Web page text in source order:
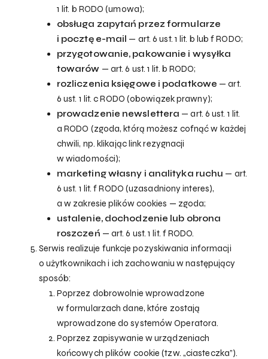
1 lit. b RODO (umowa);
obsługa zapytań przez formularze
i pocztę e-mail — art. 6 ust. 1 lit. b lub f RODO;
przygotowanie, pakowanie i wysyłka
towarów — art. 6 ust. 1 lit. b RODO;
rozliczenia księgowe i podatkowe — art.
6 ust. 1 lit. c RODO (obowiązek prawny);
prowadzenie newslettera — art. 6 ust. 1 lit.
a RODO (zgoda, którą możesz cofnąć w każdej
chwili, np. klikając link rezygnacji
w wiadomości);
marketing własny i analityka ruchu — art.
6 ust. 1 lit. f RODO (uzasadniony interes),
a w zakresie plików cookies — zgoda;
ustalenie, dochodzenie lub obrona
roszczeń — art. 6 ust. 1 lit. f RODO.
Serwis realizuje funkcje pozyskiwania informacji
o użytkownikach i ich zachowaniu w następujący
sposób:
Poprzez dobrowolnie wprowadzone
w formularzach dane, które zostają
wprowadzone do systemów Operatora.
Poprzez zapisywanie w urządzeniach
końcowych plików cookie (tzw. „ciasteczka”).